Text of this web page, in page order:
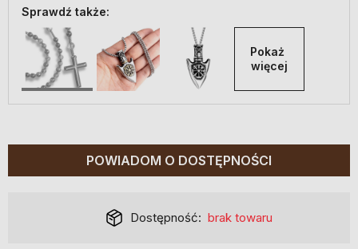
Sprawdź także:
Pokaż
więcej
POWIADOM O DOSTĘPNOŚCI
Dostępność: brak towaru